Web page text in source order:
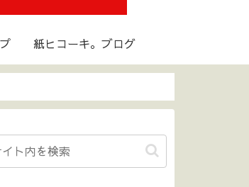
紙ヒコーキ。ブログ